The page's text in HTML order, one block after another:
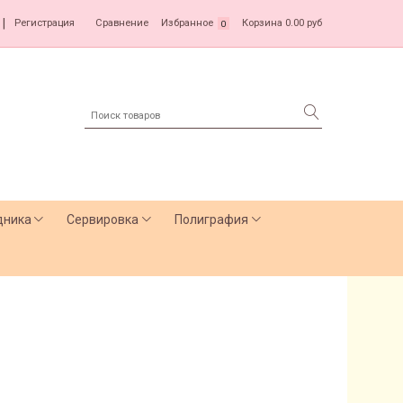
Регистрация Сравнение Избранное 0 Корзина 0.00 руб
Сервировка Полиграфия